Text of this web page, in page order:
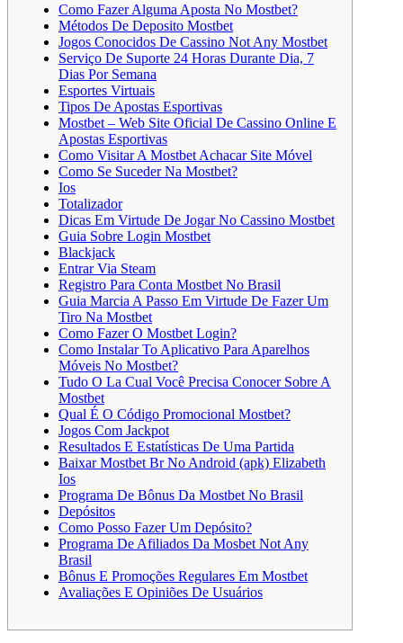
Como Fazer Alguma Aposta No Mostbet?
Métodos De Deposito Mostbet
Jogos Conocidos De Cassino Not Any Mostbet
Serviço De Suporte 24 Horas Durante Dia, 7
Dias Por Semana
Esportes Virtuais
Tipos De Apostas Esportivas
Mostbet – Web Site Oficial De Cassino Online E
Apostas Esportivas
Como Visitar A Mostbet Achacar Site Móvel
Como Se Suceder Na Mostbet?
Ios
Totalizador
Dicas Em Virtude De Jogar No Cassino Mostbet
Guia Sobre Login Mostbet
Blackjack
Entrar Via Steam
Registro Para Conta Mostbet No Brasil
Guia Marcia A Passo Em Virtude De Fazer Um
Tiro Na Mostbet
Como Fazer O Mostbet Login?
Como Instalar To Aplicativo Para Aparelhos
Móveis No Mostbet?
Tudo O La Cual Você Precisa Conocer Sobre A
Mostbet
Qual É O Código Promocional Mostbet?
Jogos Com Jackpot
Resultados E Estatísticas De Uma Partida
Baixar Mostbet Br No Android (apk) Elizabeth
Ios
Programa De Bônus Da Mostbet No Brasil
Depósitos
Como Posso Fazer Um Depósito?
Programa De Afiliados Da Mosbet Not Any
Brasil
Bônus E Promoções Regulares Em Mostbet
Avaliações E Opiniões De Usuários